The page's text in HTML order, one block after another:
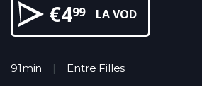
€499 LA VOD
91min Entre Filles